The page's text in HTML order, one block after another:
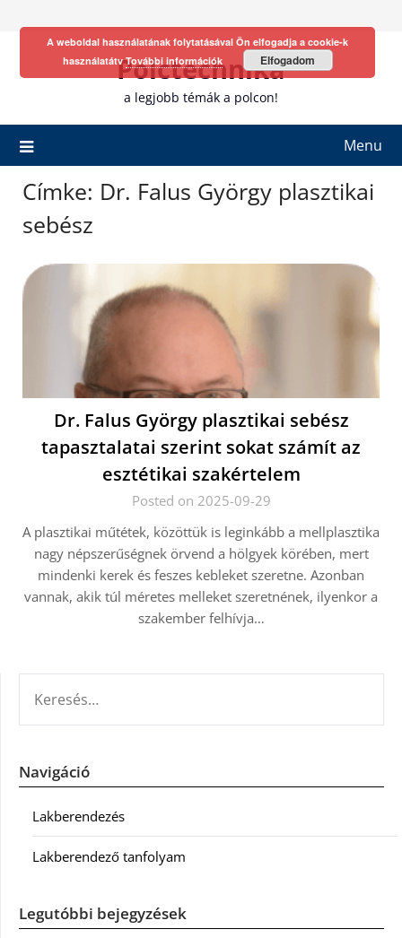
Polctechnika
a legjobb témák a polcon!
Menu
Címke: Dr. Falus György plasztikai
sebész
Dr. Falus György plasztikai sebész
tapasztalatai szerint sokat számít az
esztétikai szakértelem
Posted on 2025-09-29
A plasztikai műtétek, közöttük is leginkább a mellplasztika
nagy népszerűségnek örvend a hölgyek körében, mert
mindenki kerek és feszes kebleket szeretne. Azonban
vannak, akik túl méretes melleket szeretnének, ilyenkor a
szakember felhívja…
Navigáció
Lakberendezés
Lakberendező tanfolyam
Legutóbbi bejegyzések
A weboldal használatának folytatásával Ön elfogadja a cookie-k
használatátvTovábbi információk Elfogadom